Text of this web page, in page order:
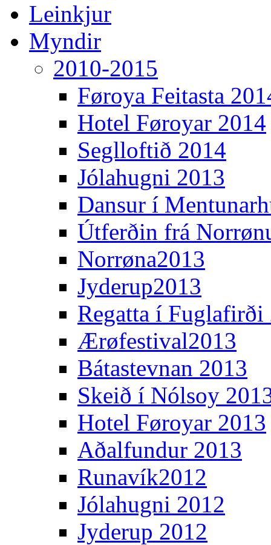
Leinkjur
Myndir
2010-2015
Føroya Feitasta
Hotel Føroyar 2014
Seglloftið 2014
Jólahugni 2013
Dansur í
Útferðin frá
Norrøna2013
Jyderup2013
Regatta í Fuglafirði
Ærøfestival2013
Bátastevnan 2013
Skeið í Nólsoy
Hotel Føroyar 2013
Aðalfundur 2013
Runavík2012
Jólahugni 2012
Jyderup 2012